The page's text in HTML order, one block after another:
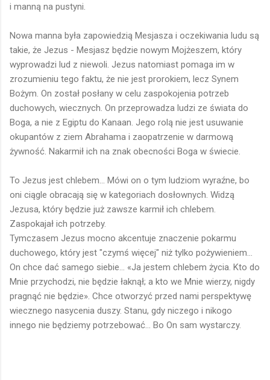
i manną na pustyni.
Nowa manna była zapowiedzią Mesjasza i oczekiwania ludu są
takie, że Jezus - Mesjasz będzie nowym Mojżeszem, który
wyprowadzi lud z niewoli. Jezus natomiast pomaga im w
zrozumieniu tego faktu, że nie jest prorokiem, lecz Synem
Bożym. On został posłany w celu zaspokojenia potrzeb
duchowych, wiecznych. On przeprowadza ludzi ze świata do
Boga, a nie z Egiptu do Kanaan. Jego rolą nie jest usuwanie
okupantów z ziem Abrahama i zaopatrzenie w darmową
żywność. Nakarmił ich na znak obecności Boga w świecie.
To Jezus jest chlebem... Mówi on o tym ludziom wyraźne, bo
oni ciągle obracają się w kategoriach dosłownych. Widzą
Jezusa, który będzie już zawsze karmił ich chlebem.
Zaspokajał ich potrzeby.
Tymczasem Jezus mocno akcentuje znaczenie pokarmu
duchowego, który jest "czymś więcej" niż tylko pożywieniem...
On chce dać samego siebie... «Ja jestem chlebem życia. Kto do
Mnie przychodzi, nie będzie łaknął; a kto we Mnie wierzy, nigdy
pragnąć nie będzie». Chce otworzyć przed nami perspektywę
wiecznego nasycenia duszy. Stanu, gdy niczego i nikogo
innego nie będziemy potrzebować... Bo On sam wystarczy.